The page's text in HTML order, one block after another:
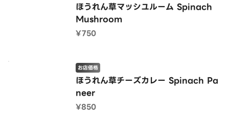
ほうれん草マッシユルーム Spinach
Mushroom
¥750
ほうれん草チーズカレー Spinach Pa
neer
お店価格
¥850